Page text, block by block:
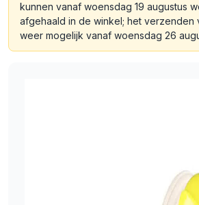
kunnen vanaf woensdag 19 augustus
afgehaald in de winkel; het verzenden
weer mogelijk vanaf woensdag 26